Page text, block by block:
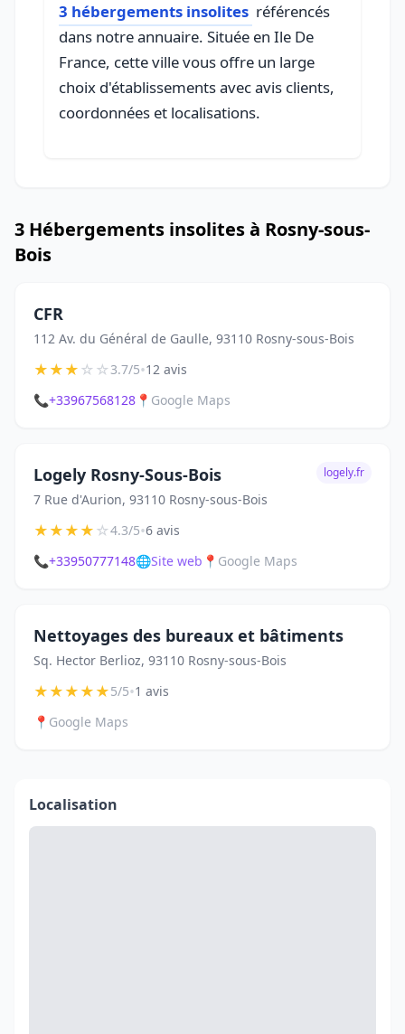
3 hébergements insolites référencés
dans notre annuaire. Située en Ile De
France, cette ville vous offre un large
choix d'établissements avec avis clients,
coordonnées et localisations.
3 Hébergements insolites à Rosny-sous-
Bois
CFR
112 Av. du Général de Gaulle, 93110 Rosny-sous-Bois
★★★☆☆3.7/5•12 avis
📞+33967568128 📍 Google Maps
Logely Rosny-Sous-Bois
7 Rue d'Aurion, 93110 Rosny-sous-Bois
logely.fr
★★★★☆4.3/5•6 avis
📞+33950777148🌐Site web 📍 Google Maps
Nettoyages des bureaux et bâtiments
Sq. Hector Berlioz, 93110 Rosny-sous-Bois
★★★★★5/5•1 avis
📍 Google Maps
Localisation